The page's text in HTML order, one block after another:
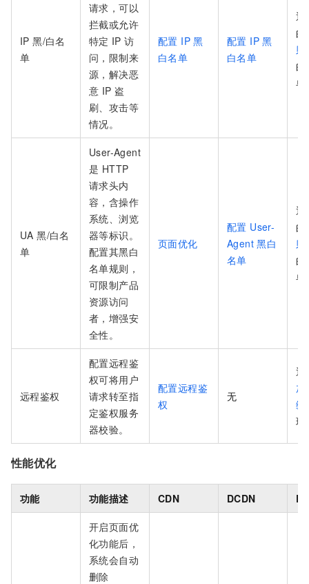
IP 黑/白名
单
请求，可以
拦截或允许
特定 IP 访
问，限制来
源，解决恶
意 IP 盗
刷、攻击等
情况。
配置 IP 黑
白名单
配置 IP 黑
白名单
通
的
则
的
单
UA 黑/白名
单
User-Agent
是 HTTP
请求头内
容，含操作
系统、浏览
器等标识。
配置其黑白
名单规则，
可限制产品
资源访问
者，增强安
全性。
页面优化
配置 User-
Agent 黑白
名单
通
的
则
的
单
远程鉴权
配置远程鉴
权可将用户
请求转至指
定鉴权服务
器校验。
配置远程鉴
权
无
通
加
缘
现
性能优化
功能 功能描述 CDN DCDN
开启页面优
化功能后，
系统会自动
删除